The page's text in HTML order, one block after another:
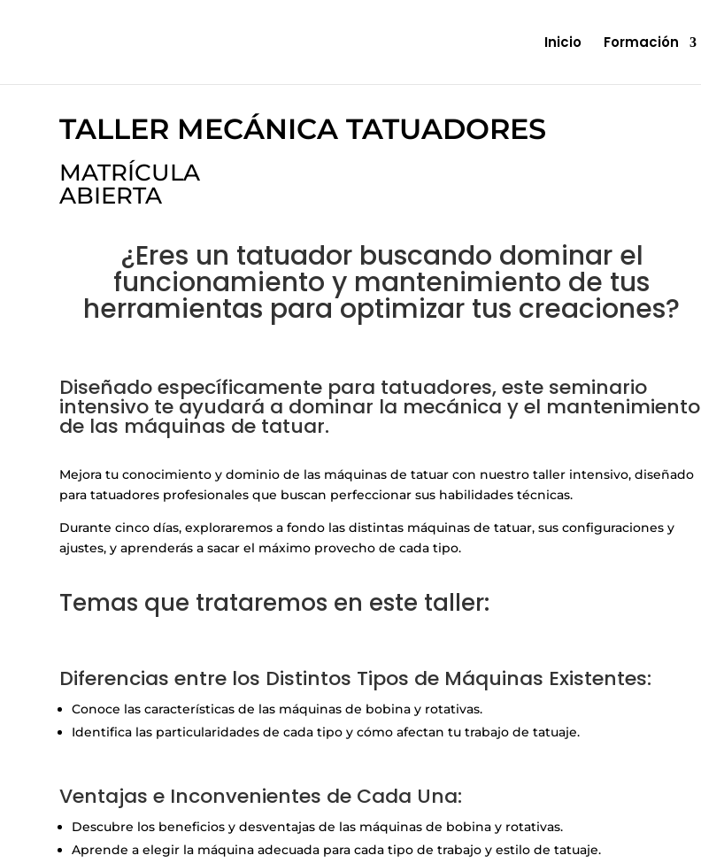
Inicio Formación
TALLER MECÁNICA TATUADORES
MATRÍCULA
ABIERTA
¿Eres un tatuador buscando dominar el
funcionamiento y mantenimiento de tus
herramientas para optimizar tus creaciones?
Diseñado específicamente para tatuadores, este seminario
intensivo te ayudará a dominar la mecánica y el mantenimiento
de las máquinas de tatuar.
Mejora tu conocimiento y dominio de las máquinas de tatuar con nuestro taller intensivo, diseñado
para tatuadores profesionales que buscan perfeccionar sus habilidades técnicas.
Durante cinco días, exploraremos a fondo las distintas máquinas de tatuar, sus configuraciones y
ajustes, y aprenderás a sacar el máximo provecho de cada tipo.
Temas que trataremos en este taller:
Diferencias entre los Distintos Tipos de Máquinas Existentes:
Conoce las características de las máquinas de bobina y rotativas.
Identifica las particularidades de cada tipo y cómo afectan tu trabajo de tatuaje.
Ventajas e Inconvenientes de Cada Una:
Descubre los beneficios y desventajas de las máquinas de bobina y rotativas.
Aprende a elegir la máquina adecuada para cada tipo de trabajo y estilo de tatuaje.